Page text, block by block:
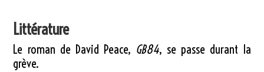
Littérature
Le roman de David Peace, GB84, se passe durant la
grève.